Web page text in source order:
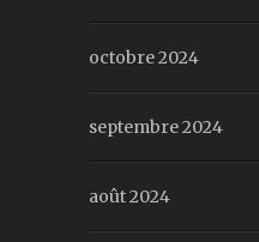
octobre 2024
septembre 2024
août 2024